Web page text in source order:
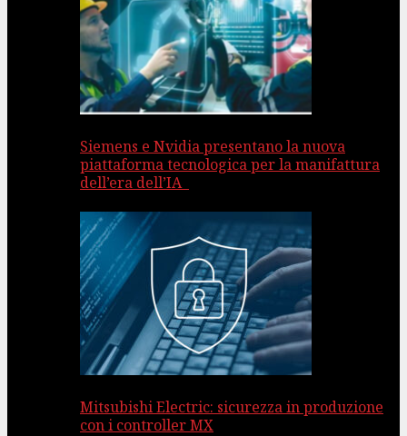
Siemens e Nvidia presentano la nuova
piattaforma tecnologica per la manifattura
dell’era dell’IA
Mitsubishi Electric: sicurezza in produzione
con i controller MX